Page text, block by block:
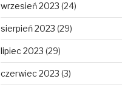
wrzesień 2023 (24)
sierpień 2023 (29)
lipiec 2023 (29)
czerwiec 2023 (3)